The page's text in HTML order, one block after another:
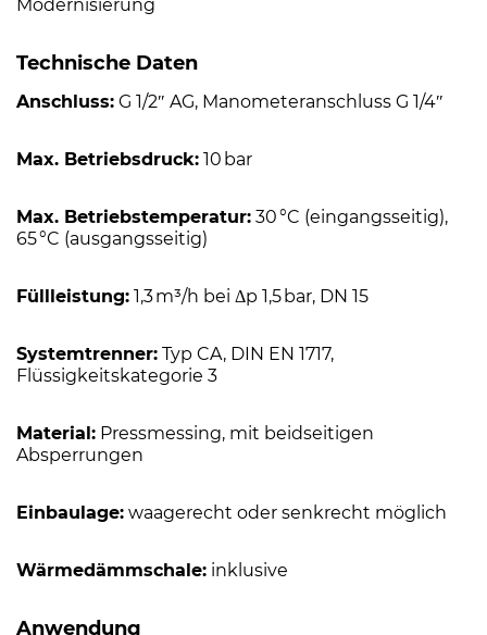
Modernisierung
Technische Daten
Anschluss: G 1/2″ AG, Manometeranschluss G 1/4″
Max. Betriebsdruck: 10 bar
Max. Betriebstemperatur: 30 °C (eingangsseitig),
65 °C (ausgangsseitig)
Füllleistung: 1,3 m³/h bei Δp 1,5 bar, DN 15
Systemtrenner: Typ CA, DIN EN 1717,
Flüssigkeitskategorie 3
Material: Pressmessing, mit beidseitigen
Absperrungen
Einbaulage: waagerecht oder senkrecht möglich
Wärmedämmschale: inklusive
Anwendung